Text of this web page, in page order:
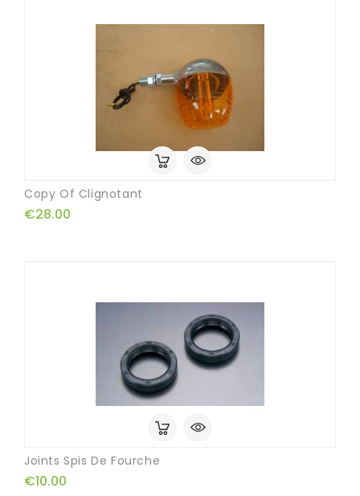
Copy Of Clignotant
€28.00
Joints Spis De Fourche
€10.00